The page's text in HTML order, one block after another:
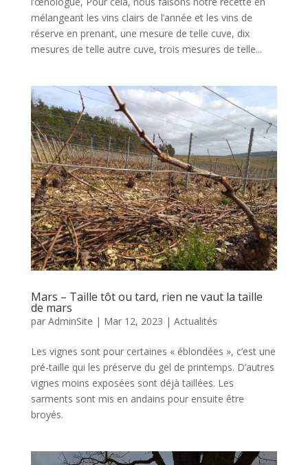
mélangeant les vins clairs de l’année et les vins de
réserve en prenant, une mesure de telle cuve, dix
mesures de telle autre cuve, trois mesures de telle...
Mars – Taille tôt ou tard, rien ne vaut la taille
de mars
par AdminSite | Mar 12, 2023 | Actualités
Les vignes sont pour certaines « éblondées », c’est une
pré-taille qui les préserve du gel de printemps. D’autres
vignes moins exposées sont déjà taillées. Les
sarments sont mis en andains pour ensuite être
broyés.